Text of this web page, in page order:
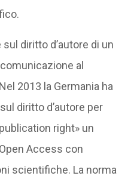
diritto d’autore di un
al
2013 la Germania ha
diritto d’autore per
right» un
Access con
scientifiche. La norma